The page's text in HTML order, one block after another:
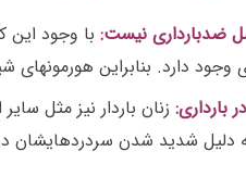
ضدبارداری نیست: با وجود این
وجود دارد. بنابراین
بارداری: زنان باردار نیز مثل